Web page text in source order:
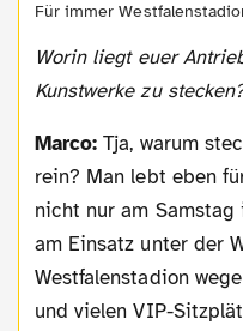
Für immer
Worin liegt euer Antrieb, so viel Energie in diese
Kunstwerke zu
Marco: Tja, warum
rein? Man lebt eben
nicht nur am Samstag
am Einsatz unter der
Westfalenstadion
und vielen VIP-